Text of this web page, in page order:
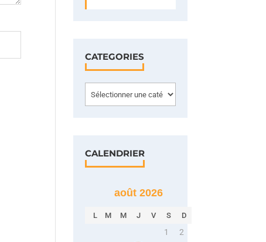
CATEGORIES
CALENDRIER
août 2026
L M M J V S D
1 2